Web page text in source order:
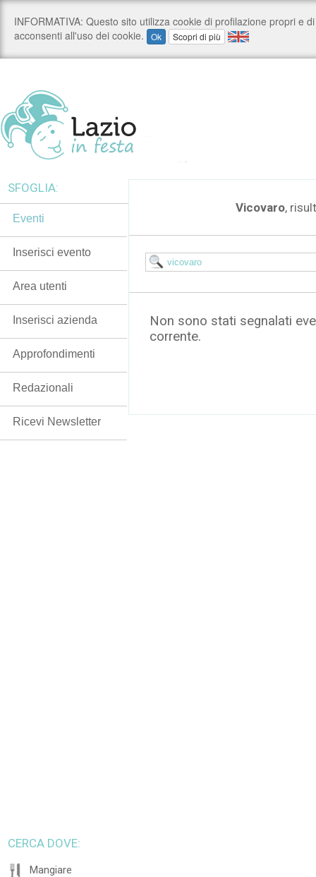
Vicovaro,
Non sono stati segnalati
corrente.
SFOGLIA:
Eventi
Inserisci evento
Area utenti
Inserisci azienda
Approfondimenti
Redazionali
Ricevi Newsletter
CERCA DOVE:
Mangiare